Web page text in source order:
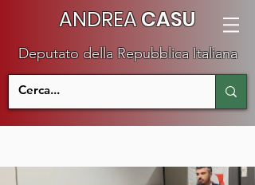
ANDREACASU
Deputato della Repubblica Italiana